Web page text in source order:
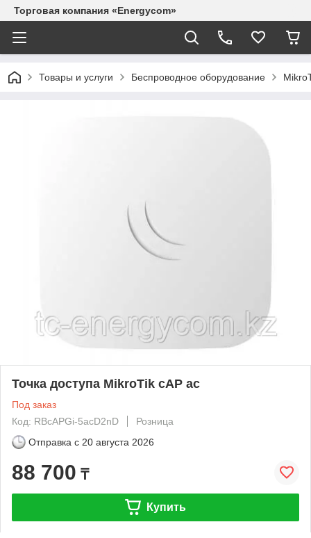
Торговая компания «Energycom»
Товары и услуги Беспроводное оборудование
Точка доступа MikroTik cAP ac
Под заказ
Код: RBcAPGi-5acD2nD
Розница
Отправка с 20 августа 2026
88 700 ₸
Купить